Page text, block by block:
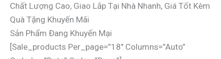
Chất Lượng Cao, Giao Lắp Tại Nhà Nhanh, Giá Tốt Kèm
Quà Tặng Khuyến Mãi
Sản Phẩm Đang Khuyến Mại
[sale_products Per_page=”18″ Columns=”auto”